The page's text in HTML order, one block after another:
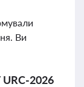
Ви
URC-2026